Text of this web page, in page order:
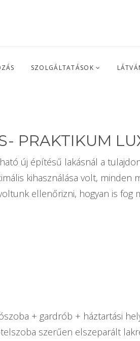
SZOLGÁLTATÁSOK
PRAKTIKUM
új építésű lakásnál a
kihasználása volt, minden
ellenőrizni, hogyan is fog
+ gardrób + háztartási
szerűen elszeparált